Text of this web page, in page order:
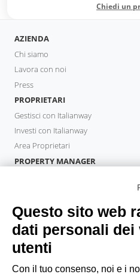
Chiedi un
AZIENDA
Chi siamo
Lavora con noi
Press
PROPRIETARI
Gestisci con Italianway
Investi con Italianway
Area Proprietari
PROPERTY MANAGER
OSPITI
Prenota un soggiorno
Soggiorni lunghi
Esperienze per gli ospiti
Sconti per gli ospiti
Questo sito web
dati personali
utenti
Con il tuo consenso, noi e i